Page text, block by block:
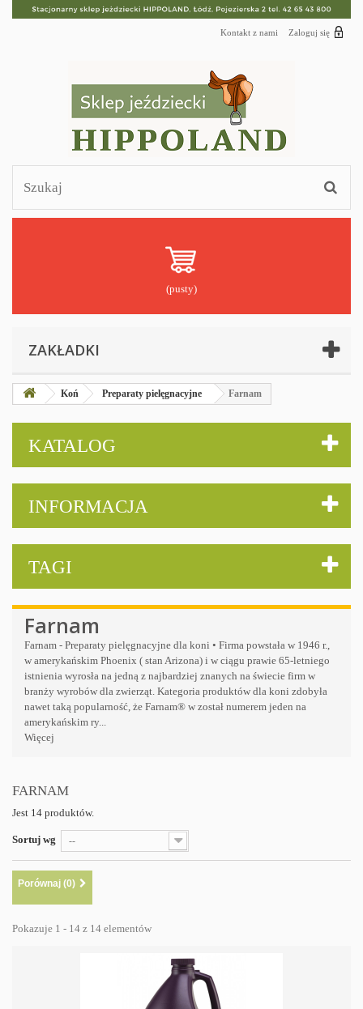
Zaloguj się
Kontakt z nami
(pusty)
ZAKŁADKI
Koń Preparaty pielęgnacyjne Farnam
KATALOG
INFORMACJA
TAGI
Farnam
Farnam - Preparaty pielęgnacyjne dla koni • Firma powstała w 1946 r.,
w amerykańskim Phoenix ( stan Arizona) i w ciągu prawie 65-letniego
istnienia wyrosła na jedną z najbardziej znanych na świecie firm w
branży wyrobów dla zwierząt. Kategoria produktów dla koni zdobyła
nawet taką popularność, że Farnam® w został numerem jeden na
amerykańskim ry...
Więcej
FARNAM
Jest 14 produktów.
Sortuj wg --
Porównaj (0)
Pokazuje 1 - 14 z 14 elementów